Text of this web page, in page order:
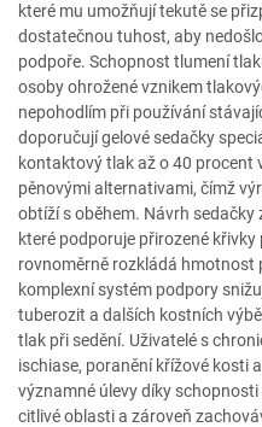
které mu umožňují tekutě se
dostatečnou tuhost, aby
podpoře. Schopnost tlumení
osoby ohrožené vznikem
nepohodlím při používání
doporučují gelové sedačky
kontaktový tlak až o 40 procent
pěnovými alternativami, čímž
obtíží s oběhem. Návrh
které podporuje přirozené
rovnoměrně rozkládá hmotnost
komplexní systém podpory
tuberozit a dalších kostních
tlak při sedění. Uživatelé s
ischiase, poranění křížové kosti
významné úlevy díky
citlivé oblasti a zároveň